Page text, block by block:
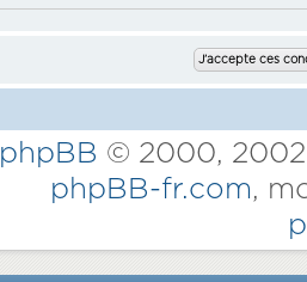
phpBB © 2000,
phpBB-fr.com,